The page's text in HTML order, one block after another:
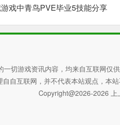
游戏中青鸟PVE毕业5技能分享
一切游戏资讯内容，均来自互联网仅
自互联网，并不代表本站观点，本
Copyright@2026-2026